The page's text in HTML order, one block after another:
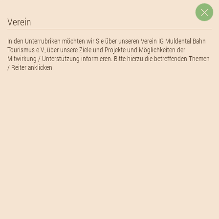
Verein
In den Unterrubriken möchten wir Sie über unseren Verein IG Muldental Bahn
Tourismus e.V., über unsere Ziele und Projekte und Möglichkeiten der
Mitwirkung / Unterstützung informieren. Bitte hierzu die betreffenden Themen
/ Reiter anklicken.
Allgemein
no images were found
01
November 17, 2014